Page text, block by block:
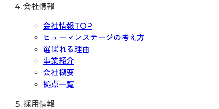
会社情報
会社情報TOP
ヒューマンステージの考え方
選ばれる理由
事業紹介
会社概要
拠点一覧
採用情報